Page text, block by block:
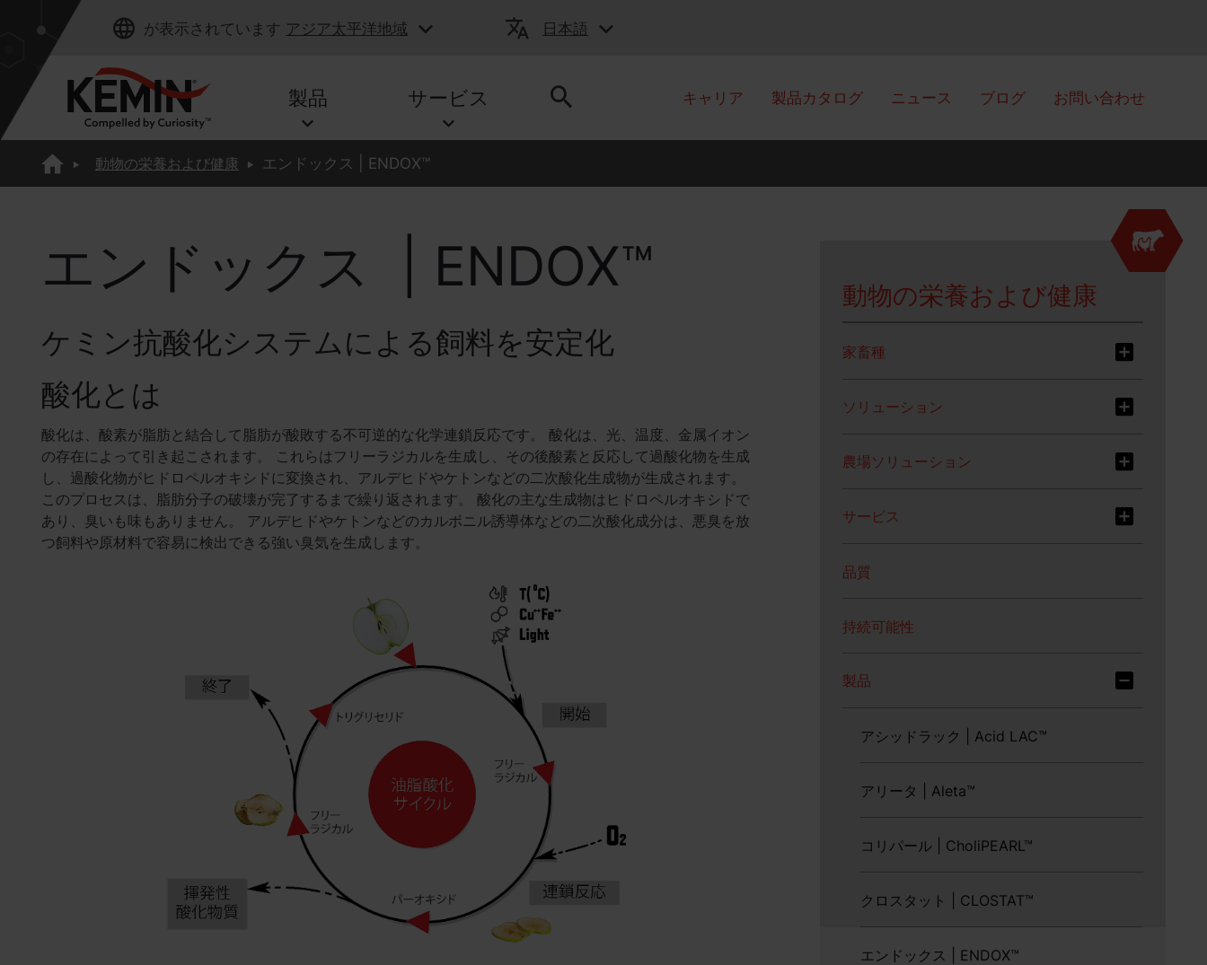
が表示されています アジア太平洋地域 日本語
製品 サービス キャリア 製品カタログ ニュース ブログ お問い合わせ
動物の栄養および健康 エンドックス | ENDOX™
エンドックス | ENDOX™
ケミン抗酸化システムによる飼料を安定化
酸化とは
酸化は、酸素が脂肪と結合して脂肪が酸敗する不可逆的な化学連鎖反応です。 酸化は、光、温度、金属イオン
の存在によって引き起こされます。 これらはフリーラジカルを生成し、その後酸素と反応して過酸化物を生成
し、過酸化物がヒドロペルオキシドに変換され、アルデヒドやケトンなどの二次酸化生成物が生成されます。
このプロセスは、脂肪分子の破壊が完了するまで繰り返されます。 酸化の主な生成物はヒドロペルオキシドで
あり、臭いも味もありません。 アルデヒドやケトンなどのカルボニル誘導体などの二次酸化成分は、悪臭を放
つ飼料や原材料で容易に検出できる強い臭気を生成します。
動物の栄養および健康
家畜種
ソリューション
農場ソリューション
サービス
品質
持続可能性
製品
アシッドラック | Acid LAC™
アリータ | Aleta™
コリパール | CholiPEARL™
クロスタット | CLOSTAT™
エンドックス | ENDOX™